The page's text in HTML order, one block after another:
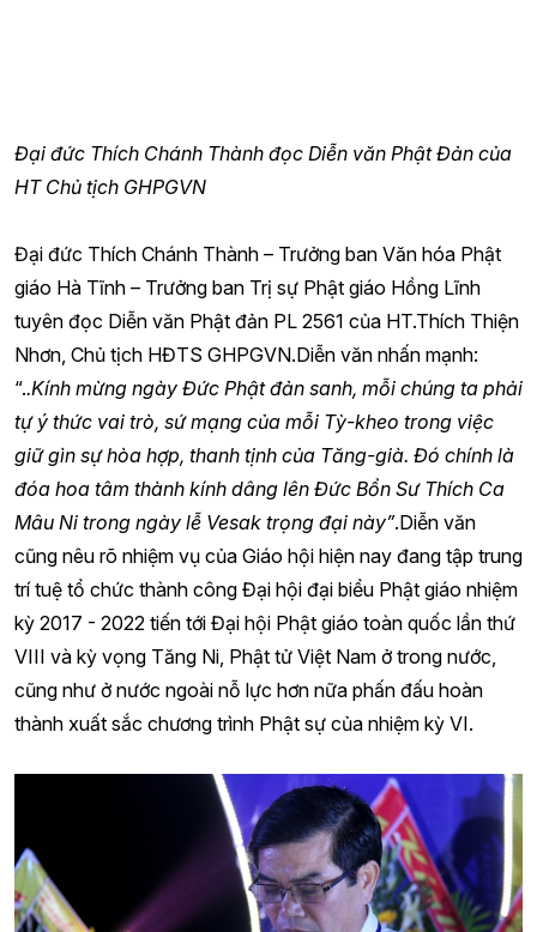
Đại đức Thích Chánh Thành đọc Diễn văn Phật Đản của
HT Chủ tịch GHPGVN
Đại đức Thích Chánh Thành – Trưởng ban Văn hóa Phật
giáo Hà Tĩnh – Trưởng ban Trị sự Phật giáo Hồng Lĩnh
tuyên đọc Diễn văn Phật đản PL 2561 của HT.Thích Thiện
Nhơn, Chủ tịch HĐTS GHPGVN.Diễn văn nhấn mạnh:
“..Kính mừng ngày Đức Phật đản sanh, mỗi chúng ta phải
tự ý thức vai trò, sứ mạng của mỗi Tỳ-kheo trong việc
giữ gìn sự hòa hợp, thanh tịnh của Tăng-già. Đó chính là
đóa hoa tâm thành kính dâng lên Đức Bổn Sư Thích Ca
Mâu Ni trong ngày lễ Vesak trọng đại này”.Diễn văn
cũng nêu rõ nhiệm vụ của Giáo hội hiện nay đang tập trung
trí tuệ tổ chức thành công Đại hội đại biểu Phật giáo nhiệm
kỳ 2017 - 2022 tiến tới Đại hội Phật giáo toàn quốc lần thứ
VIII và kỳ vọng Tăng Ni, Phật tử Việt Nam ở trong nước,
cũng như ở nước ngoài nỗ lực hơn nữa phấn đấu hoàn
thành xuất sắc chương trình Phật sự của nhiệm kỳ VI.